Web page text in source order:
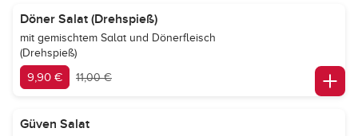
Döner Salat (Drehspieß)
mit gemischtem Salat und Dönerfleisch
(Drehspieß)
9,90 € 11,00 €
Güven Salat